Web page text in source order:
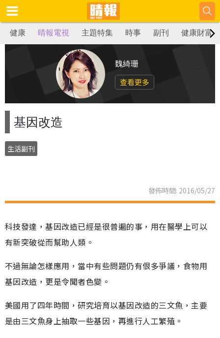
健康 晴報電視 主題特集 時事 副刊 健康財富
魏綺珊
查看更多
基因改造
生活副刊
發佈時間: 2016/05/27
科技發達，基因改造已經是很普遍的事，用在醫學上可以
有新突破從而幫助人類。
不過無論怎樣應用，當中有些問題仍有佷多爭議，食物用
基因改造，更是令聞者色變。
美國用了四年時間，研究培育以基因改造的三文魚，主要
是由三文魚身上抽取一些基因，再進行人工繁殖。